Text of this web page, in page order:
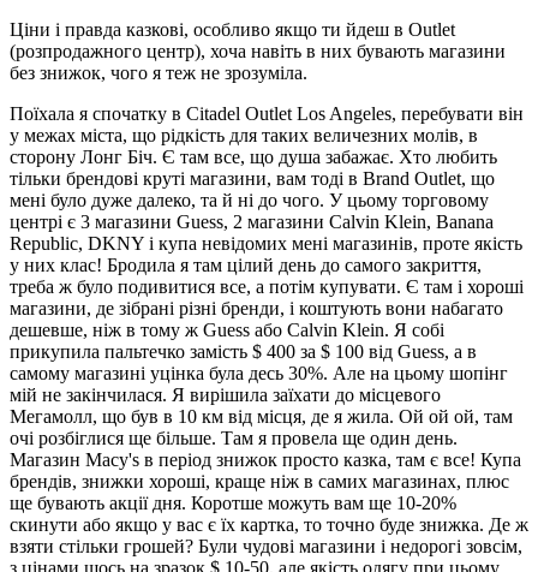
Ціни і правда казкові, особливо якщо ти йдеш в Outlet
(розпродажного центр), хоча навіть в них бувають магазини
без знижок, чого я теж не зрозуміла.
Поїхала я спочатку в Citadel Outlet Los Angeles, перебувати він
у межах міста, що рідкість для таких величезних молів, в
сторону Лонг Біч. Є там все, що душа забажає. Хто любить
тільки брендові круті магазини, вам тоді в Brand Outlet, що
мені було дуже далеко, та й ні до чого. У цьому торговому
центрі є 3 магазини Guess, 2 магазини Calvin Klein, Banana
Republic, DKNY і купа невідомих мені магазинів, проте якість
у них клас! Бродила я там цілий день до самого закриття,
треба ж було подивитися все, а потім купувати. Є там і хороші
магазини, де зібрані різні бренди, і коштують вони набагато
дешевше, ніж в тому ж Guess або Calvin Klein. Я собі
прикупила пальтечко замість $ 400 за $ 100 від Guess, а в
самому магазині уцінка була десь 30%. Але на цьому шопінг
мій не закінчилася. Я вирішила заїхати до місцевого
Мегамолл, що був в 10 км від місця, де я жила. Ой ой ой, там
очі розбіглися ще більше. Там я провела ще один день.
Магазин Macy's в період знижок просто казка, там є все! Купа
брендів, знижки хороші, краще ніж в самих магазинах, плюс
ще бувають акції дня. Коротше можуть вам ще 10-20%
скинути або якщо у вас є їх картка, то точно буде знижка. Де ж
взяти стільки грошей? Були чудові магазини і недорогі зовсім,
з цінами щось на зразок $ 10-50, але якість одягу при цьому